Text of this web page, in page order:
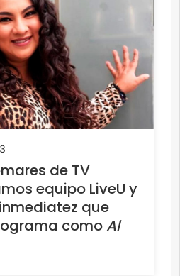
de TV
equipo LiveU y
que
como Al